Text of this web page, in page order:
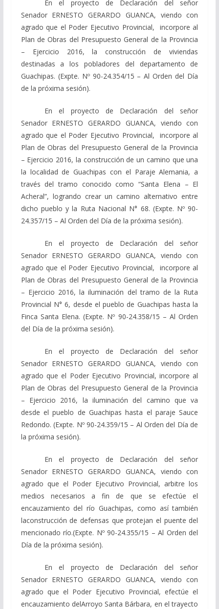
En el proyecto de Declaración del señor
Senador ERNESTO GERARDO GUANCA, viendo con
agrado que el Poder Ejecutivo Provincial, incorpore al
Plan de Obras del Presupuesto General de la Provincia
– Ejercicio 2016, la construcción de viviendas
destinadas a los pobladores del departamento de
Guachipas. (Expte. Nº 90-24.354/15 – Al Orden del Día
de la próxima sesión).
En el proyecto de Declaración del señor
Senador ERNESTO GERARDO GUANCA, viendo con
agrado que el Poder Ejecutivo Provincial, incorpore al
Plan de Obras del Presupuesto General de la Provincia
– Ejercicio 2016, la construcción de un camino que una
la localidad de Guachipas con el Paraje Alemania, a
través del tramo conocido como “Santa Elena – El
Acheral”, logrando crear un camino alternativo entre
dicho pueblo y la Ruta Nacional N° 68. (Expte. Nº 90-
24.357/15 – Al Orden del Día de la próxima sesión).
En el proyecto de Declaración del señor
Senador ERNESTO GERARDO GUANCA, viendo con
agrado que el Poder Ejecutivo Provincial, incorpore al
Plan de Obras del Presupuesto General de la Provincia
– Ejercicio 2016, la iluminación del tramo de la Ruta
Provincial N° 6, desde el pueblo de Guachipas hasta la
Finca Santa Elena. (Expte. Nº 90-24.358/15 – Al Orden
del Día de la próxima sesión).
En el proyecto de Declaración del señor
Senador ERNESTO GERARDO GUANCA, viendo con
agrado que el Poder Ejecutivo Provincial, incorpore al
Plan de Obras del Presupuesto General de la Provincia
– Ejercicio 2016, la iluminación del camino que va
desde el pueblo de Guachipas hasta el paraje Sauce
Redondo. (Expte. Nº 90-24.359/15 – Al Orden del Día de
la próxima sesión).
En el proyecto de Declaración del señor
Senador ERNESTO GERARDO GUANCA, viendo con
agrado que el Poder Ejecutivo Provincial, arbitre los
medios necesarios a fin de que se efectúe el
encauzamiento del río Guachipas, como así también
laconstrucción de defensas que protejan el puente del
mencionado río.(Expte. Nº 90-24.355/15 – Al Orden del
Día de la próxima sesión).
En el proyecto de Declaración del señor
Senador ERNESTO GERARDO GUANCA, viendo con
agrado que el Poder Ejecutivo Provincial, efectúe el
encauzamiento delArroyo Santa Bárbara, en el trayecto